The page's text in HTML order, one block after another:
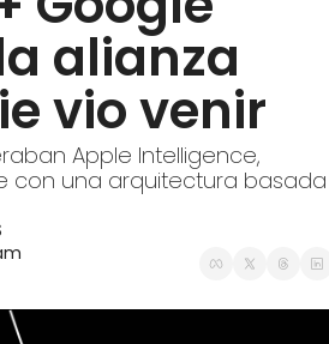
alianza
vio venir
Apple Intelligence,
con una arquitectura basada